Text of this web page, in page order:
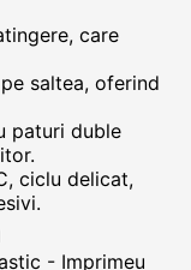
care
saltea, oferind
paturi duble
ciclu delicat,
- Imprimeu